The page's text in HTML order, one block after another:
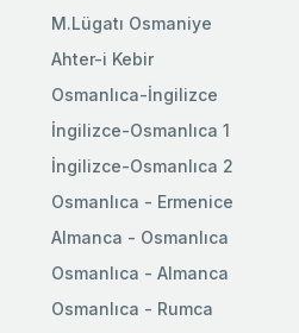
M.Lügatı Osmaniye
Ahter-i Kebir
Osmanlıca-İngilizce
İngilizce-Osmanlıca 1
İngilizce-Osmanlıca 2
Osmanlıca - Ermenice
Almanca - Osmanlıca
Osmanlıca - Almanca
Osmanlıca - Rumca